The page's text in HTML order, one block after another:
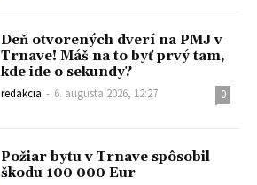
Deň otvorených dverí na PMJ v
Trnave! Máš na to byť prvý tam,
kde ide o sekundy?
redakcia - 6. augusta 2026, 12:27 0
Požiar bytu v Trnave spôsobil
škodu 100 000 Eur